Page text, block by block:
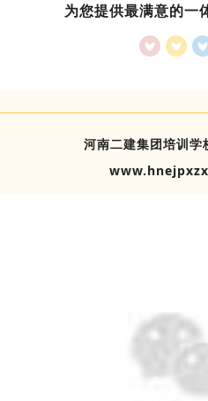
为您提供最满意的一
河南二建集团培训学